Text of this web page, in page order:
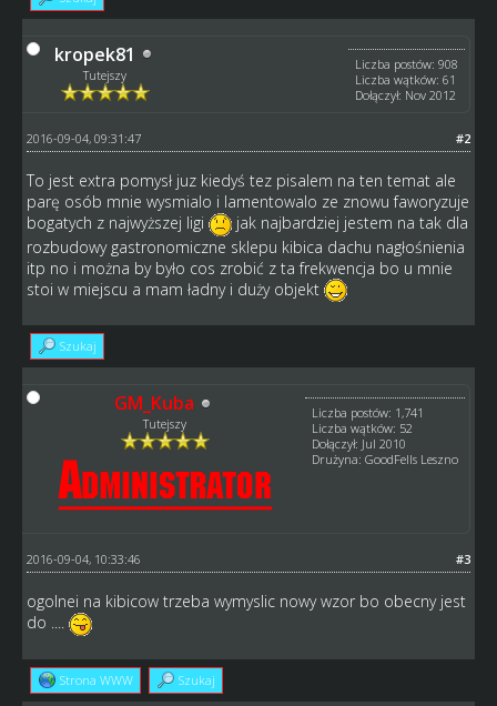
kropek81
Tutejszy
Liczba postów: 908
Liczba wątków: 61
Dołączył: Nov 2012
#2
2016-09-04, 09:31:47
To jest extra pomysł juz kiedyś tez pisalem na ten temat ale
parę osób mnie wysmialo i lamentowalo ze znowu faworyzuje
bogatych z najwyższej ligi
jak najbardziej jestem na tak dla
rozbudowy gastronomiczne sklepu kibica dachu nagłośnienia
itp no i można by było cos zrobić z ta frekwencja bo u mnie
stoi w miejscu a mam ładny i duży objekt
Szukaj
GM_Kuba
Tutejszy
Liczba postów: 1,741
Liczba wątków: 52
Dołączył: Jul 2010
Drużyna: GoodFells Leszno
#3
2016-09-04, 10:33:46
ogolnei na kibicow trzeba wymyslic nowy wzor bo obecny jest
do ....
Strona WWW Szukaj